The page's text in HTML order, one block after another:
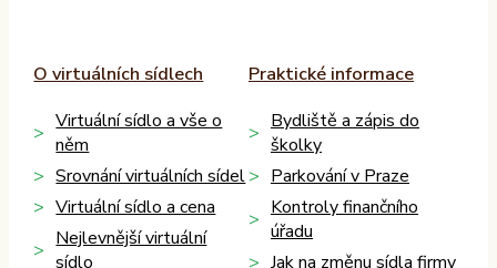
O virtuálních sídlech
Virtuální sídlo a vše o
něm
Srovnání virtuálních sídel
Virtuální sídlo a cena
Nejlevnější virtuální
sídlo
Praktické informace
Bydliště a zápis do
školky
Parkování v Praze
Kontroly finančního
úřadu
Jak na změnu sídla firmy